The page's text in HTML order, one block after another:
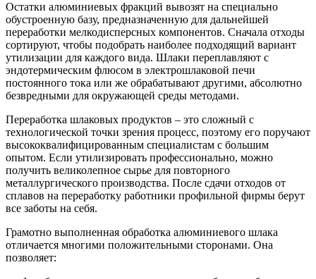
Остатки алюминиевых фракций вывозят на специально
обустроенную базу, предназначенную для дальнейшей
переработки мелкодисперсных компонентов. Сначала отходы
сортируют, чтобы подобрать наиболее подходящий вариант
утилизации для каждого вида. Шлаки переплавляют с
эндотермическим флюсом в электрошлаковой печи
постоянного тока или же обрабатывают другими, абсолютно
безвредными для окружающей среды методами.
Переработка шлаковых продуктов – это сложный с
технологической точки зрения процесс, поэтому его поручают
высококвалифицированным специалистам с большим
опытом. Если утилизировать профессионально, можно
получить великолепное сырье для повторного
металлургического производства. После сдачи отходов от
сплавов на переработку работники профильной фирмы берут
все заботы на себя.
Грамотно выполненная обработка алюминиевого шлака
отличается многими положительными сторонами. Она
позволяет: